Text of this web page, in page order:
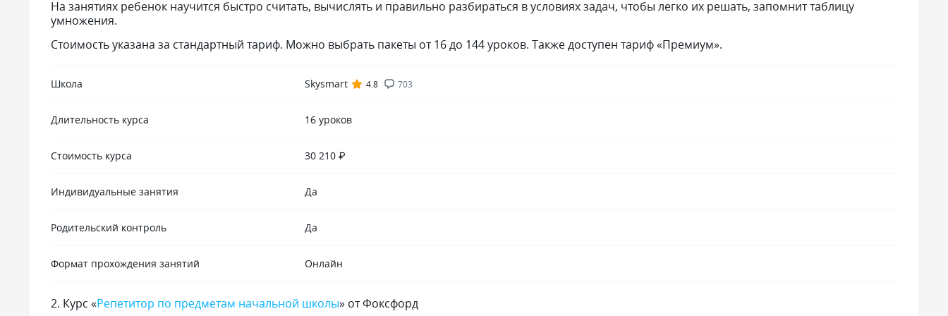
На занятиях ребенок научится быстро считать, вычислять и правильно разбираться в условиях задач, чтобы легко их решать, запомнит таблицу
умножения.
Стоимость указана за стандартный тариф. Можно выбрать пакеты от 16 до 144 уроков. Также доступен тариф «Премиум».
Школа Skysmart 4.8 703
Длительность курса 16 уроков
Стоимость курса 30 210 ₽
Индивидуальные занятия Да
Родительский контроль Да
Формат прохождения занятий Онлайн
2. Курс «Репетитор по предметам начальной школы» от Фоксфорд